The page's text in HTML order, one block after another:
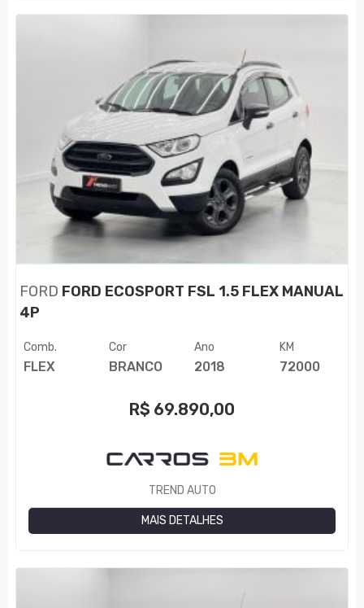
FORD FORD ECOSPORT FSL 1.5 FLEX MANUAL
4P
Comb.
FLEX
Cor
BRANCO
Ano
2018
KM
72000
R$ 69.890,00
TREND AUTO
MAIS DETALHES